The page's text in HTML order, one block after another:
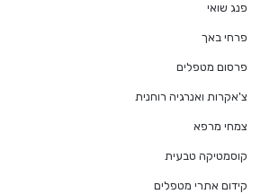
פנג שואי
פרחי באך
פרסום מטפלים
צ'אקרות ואנרגיה רוחנית
צמחי מרפא
קוסמטיקה טבעית
קידום אתרי מטפלים